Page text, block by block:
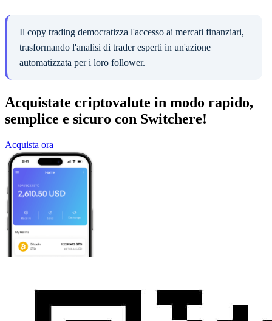
Il copy trading democratizza l'accesso ai mercati finanziari,
trasformando l'analisi di trader esperti in un'azione
automatizzata per i loro follower.
Acquistate criptovalute in modo rapido,
semplice e sicuro con Switchere!
Acquista ora